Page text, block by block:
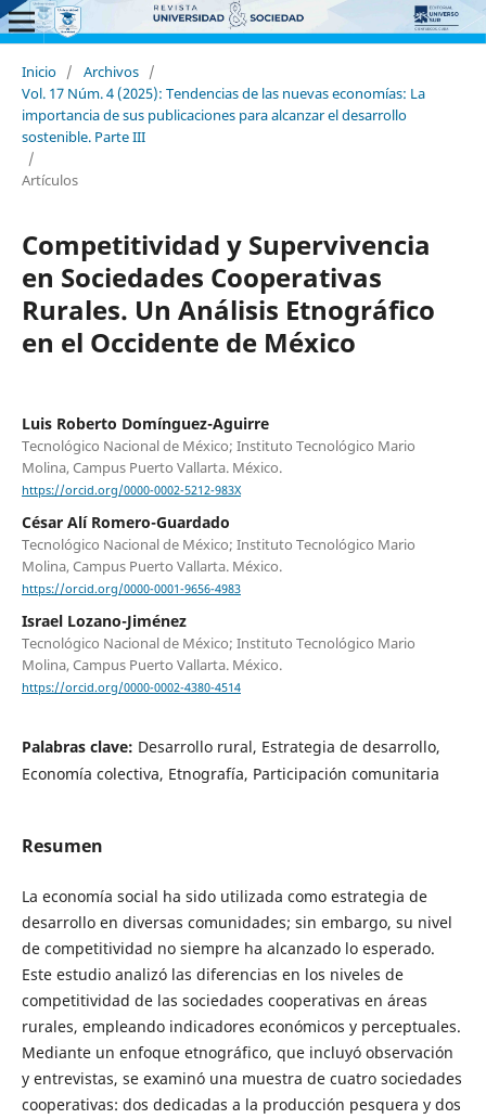
Inicio / Archivos /
Vol. 17 Núm. 4 (2025): Tendencias de las nuevas economías: La
importancia de sus publicaciones para alcanzar el desarrollo
sostenible. Parte III
/
Artículos
Competitividad y Supervivencia
en Sociedades Cooperativas
Rurales. Un Análisis Etnográfico
en el Occidente de México
Luis Roberto Domínguez-Aguirre
Tecnológico Nacional de México; Instituto Tecnológico Mario
Molina, Campus Puerto Vallarta. México.
https://orcid.org/0000-0002-5212-983X
César Alí Romero-Guardado
Tecnológico Nacional de México; Instituto Tecnológico Mario
Molina, Campus Puerto Vallarta. México.
https://orcid.org/0000-0001-9656-4983
Israel Lozano-Jiménez
Tecnológico Nacional de México; Instituto Tecnológico Mario
Molina, Campus Puerto Vallarta. México.
https://orcid.org/0000-0002-4380-4514
Palabras clave: Desarrollo rural, Estrategia de desarrollo,
Economía colectiva, Etnografía, Participación comunitaria
Resumen
La economía social ha sido utilizada como estrategia de
desarrollo en diversas comunidades; sin embargo, su nivel
de competitividad no siempre ha alcanzado lo esperado.
Este estudio analizó las diferencias en los niveles de
competitividad de las sociedades cooperativas en áreas
rurales, empleando indicadores económicos y perceptuales.
Mediante un enfoque etnográfico, que incluyó observación
y entrevistas, se examinó una muestra de cuatro sociedades
cooperativas: dos dedicadas a la producción pesquera y dos